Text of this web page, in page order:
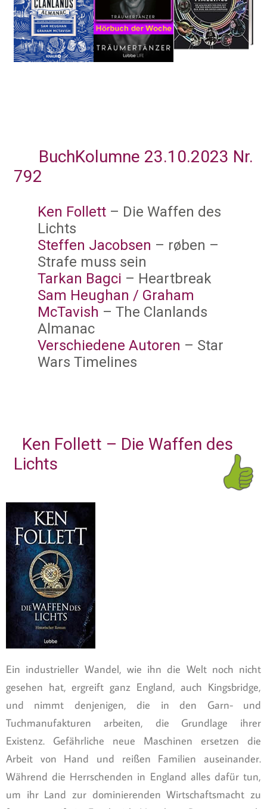
BuchKolumne 23.10.2023 Nr.
792
Ken Follett – Die Waffen des
Lichts
Steffen Jacobsen – røben –
Strafe muss sein
Tarkan Bagci – Heartbreak
Sam Heughan / Graham
McTavish – The Clanlands
Almanac
Verschiedene Autoren – Star
Wars Timelines
Ken Follett – Die Waffen des
Lichts
Ein industrieller Wandel, wie ihn die Welt noch nicht
gesehen hat, ergreift ganz England, auch Kingsbridge,
und nimmt denjenigen, die in den Garn- und
Tuchmanufakturen arbeiten, die Grundlage ihrer
Existenz. Gefährliche neue Maschinen ersetzen die
Arbeit von Hand und reißen Familien auseinander.
Während die Herrschenden in England alles dafür tun,
um ihr Land zur dominierenden Wirtschaftsmacht zu